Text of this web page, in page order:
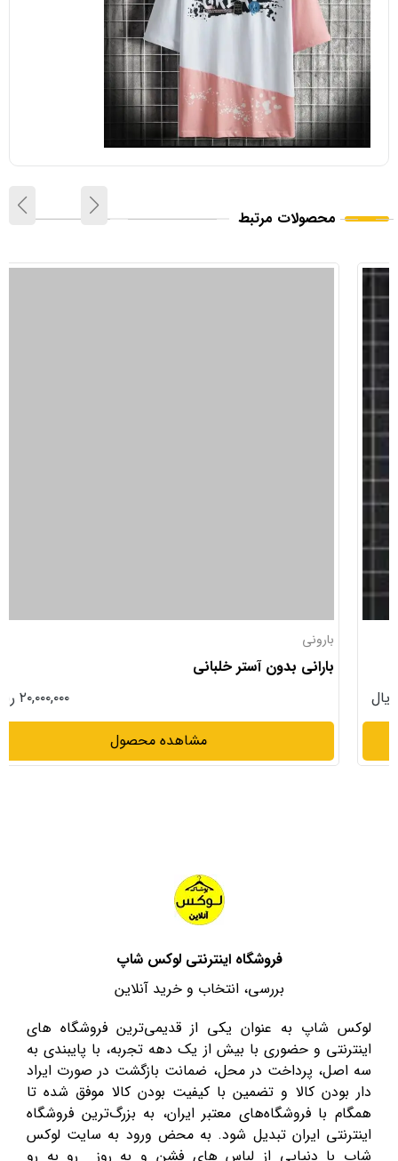
محصولات مرتبط
بارانی بدون آستر خلبانی
۲۰,۰۰۰,۰۰۰ ریال
مشاهده محصول
فروشگاه اینترنتی لوکس شاپ
بررسی، انتخاب و خرید آنلاین
لوکس شاپ به عنوان یکی از قدیمی‌ترین فروشگاه های
اینترنتی و حضوری با بیش از یک دهه تجربه، با پایبندی به
سه اصل، پرداخت در محل، ضمانت بازگشت در صورت ایراد
دار بودن کالا و تضمین با کیفیت بودن کالا موفق شده تا
همگام با فروشگاه‌های معتبر ایران، به بزرگ‌ترین فروشگاه
اینترنتی ایران تبدیل شود. به محض ورود به سایت لوکس
شاپ با دنیایی از لباس های فشن و به روز رو به رو